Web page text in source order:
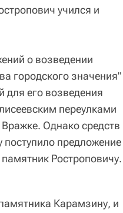
учился и
о возведении
городского значения"
для его возведения
переулками
Однако средств
поступило предложение
Ростроповичу.
Карамзину, и